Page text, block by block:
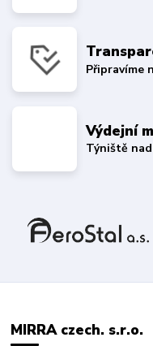
Připravíme
Výdejní
Týniště
MIRRA czech. s.r.o.